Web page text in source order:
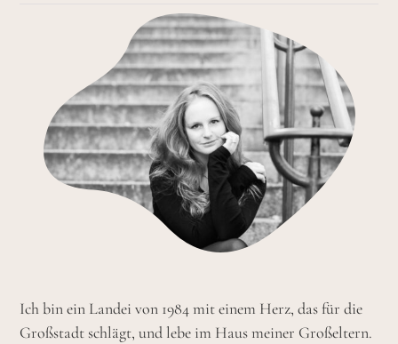
Ich bin ein Landei von 1984 mit einem Herz, das für die
Großstadt schlägt, und lebe im Haus meiner Großeltern.